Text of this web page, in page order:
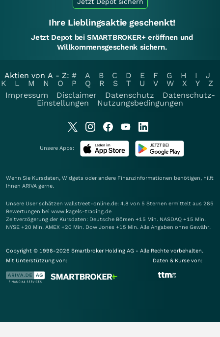
Ihre Lieblingsaktie geschenkt!
Jetzt Depot bei SMARTBROKER+ eröffnen und
Willkommensgeschenk sichern.
Aktien von A - Z: # A B C D E F G H I
J
K
L M N O P Q R S T U V W X Y
Z
Impressum
Disclaimer Datenschutz
Datenschutz-
Einstellungen
Nutzungsbedingungen
Unsere Apps:
Wenn Sie Kursdaten, Widgets oder andere Finanzinformationen benötigen, hilft
Ihnen ARIVA gerne.
Unsere User schätzen wallstreet-online.de: 4.8 von 5 Sternen ermittelt aus 285
Bewertungen bei www.kagels-trading.de
Zeitverzögerung der Kursdaten: Deutsche Börsen +15 Min. NASDAQ +15 Min.
NYSE +20 Min. AMEX +20 Min. Dow Jones +15 Min. Alle Angaben ohne Gewähr.
Copyright © 1998-2026 Smartbroker Holding AG - Alle Rechte vorbehalten.
Mit Unterstützung von:
Daten & Kurse von: